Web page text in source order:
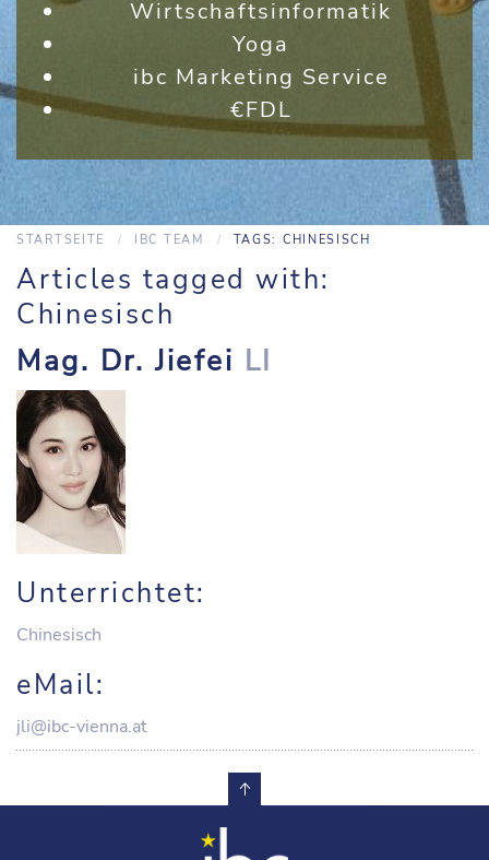
Wirtschaftsinformatik
Yoga
ibc Marketing Service
€FDL
STARTSEITE IBC TEAM TAGS: CHINESISCH
Articles tagged with:
Chinesisch
Mag. Dr. Jiefei LI
Unterrichtet:
Chinesisch
eMail:
jli@ibc-vienna.at